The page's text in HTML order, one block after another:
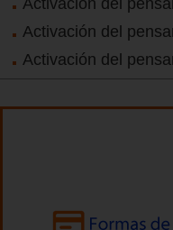
Activación del
Activación del